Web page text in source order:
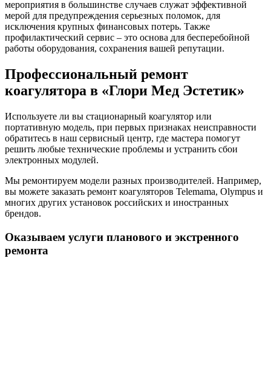
мероприятия в большинстве случаев служат эффективной
мерой для предупреждения серьезных поломок, для
исключения крупных финансовых потерь. Также
профилактический сервис – это основа для бесперебойной
работы оборудования, сохранения вашей репутации.
Профессиональный ремонт
коагулятора в «Глори Мед Эстетик»
Используете ли вы стационарный коагулятор или
портативную модель, при первых признаках неисправности
обратитесь в наш сервисный центр, где мастера помогут
решить любые технические проблемы и устранить сбои
электронных модулей.
Мы ремонтируем модели разных производителей. Например,
вы можете заказать ремонт коагуляторов Telemama, Olympus и
многих других установок российских и иностранных
брендов.
Оказываем услуги планового и экстренного
ремонта